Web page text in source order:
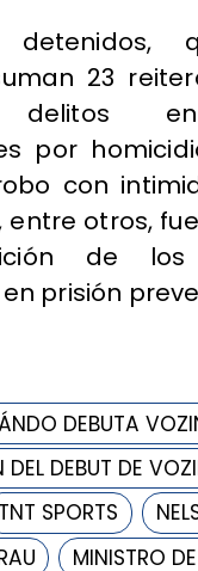
23
delitos
por
con
entre otros,
de los
prisión
DEBUTA
DEL DEBUT DE
TNT SPORTS
MINISTRO